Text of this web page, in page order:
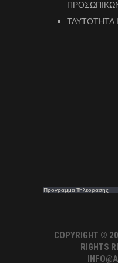
ΤΑΥΤΟΤΗΤΑ
Προγραμμα Τηλεορασης
COPYRIGHT ©
RIGHTS